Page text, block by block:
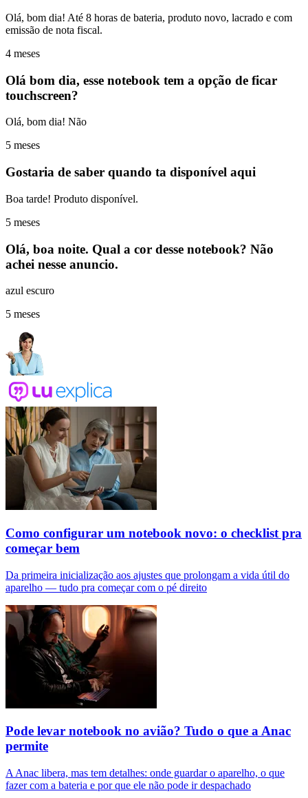
Olá, bom dia! Até 8 horas de bateria, produto novo, lacrado e com
emissão de nota fiscal.
4 meses
Olá bom dia, esse notebook tem a opção de ficar
touchscreen?
Olá, bom dia! Não
5 meses
Gostaria de saber quando ta disponível aqui
Boa tarde! Produto disponível.
5 meses
Olá, boa noite. Qual a cor desse notebook? Não
achei nesse anuncio.
azul escuro
5 meses
Como configurar um notebook novo: o checklist pra
começar bem
Da primeira inicialização aos ajustes que prolongam a vida útil do
aparelho — tudo pra começar com o pé direito
Pode levar notebook no avião? Tudo o que a Anac
permite
A Anac libera, mas tem detalhes: onde guardar o aparelho, o que
fazer com a bateria e por que ele não pode ir despachado